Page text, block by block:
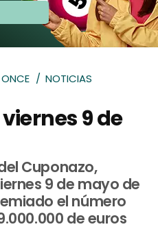
ONCE NOTICIAS
9 de
Cuponazo,
9 de mayo de
el número
de euros